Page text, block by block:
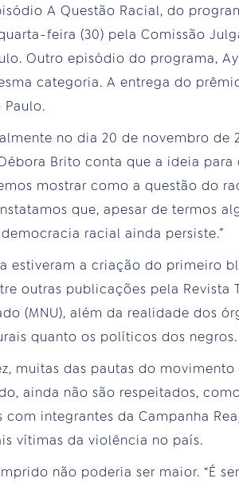
A Questão Racial, do
feira (30) pela Comissão
Outro episódio do programa,
categoria. A entrega do
Paulo.
no dia 20 de novembro de
Brito conta que a ideia
mostrar como a questão do
que, apesar de termos
racial ainda persiste.”
estiveram a criação do primeiro
outras publicações pela Revista
(MNU), além da realidade dos
quanto os políticos dos negros.
muitas das pautas do
ainda não são respeitados,
integrantes da Campanha
vítimas da violência no país.
não poderia ser maior. “É